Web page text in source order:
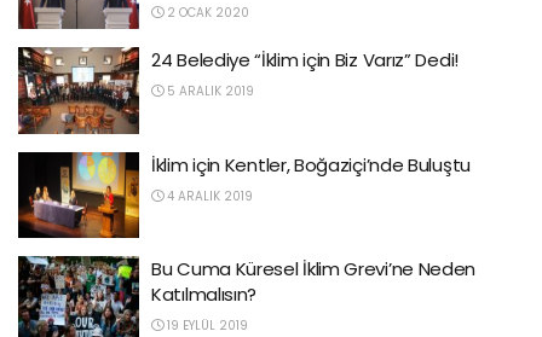
2 OCAK 2020
24 Belediye “İklim için Biz Varız” Dedi!
5 ARALIK 2019
İklim için Kentler, Boğaziçi’nde Buluştu
4 ARALIK 2019
Bu Cuma Küresel İklim Grevi’ne Neden
Katılmalısın?
19 EYLÜL 2019